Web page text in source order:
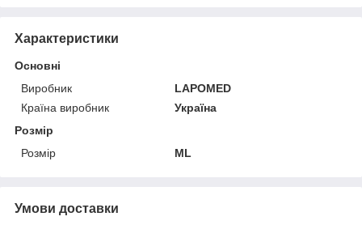
Характеристики
Основні
Виробник
LAPOMED
Країна виробник
Україна
Розмір
Розмір
ML
Умови доставки